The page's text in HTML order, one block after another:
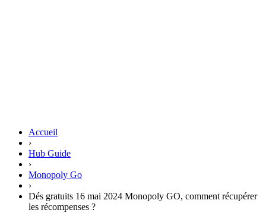
Accueil
›
Hub Guide
›
Monopoly Go
›
Dés gratuits 16 mai 2024 Monopoly GO, comment récupérer
les récompenses ?